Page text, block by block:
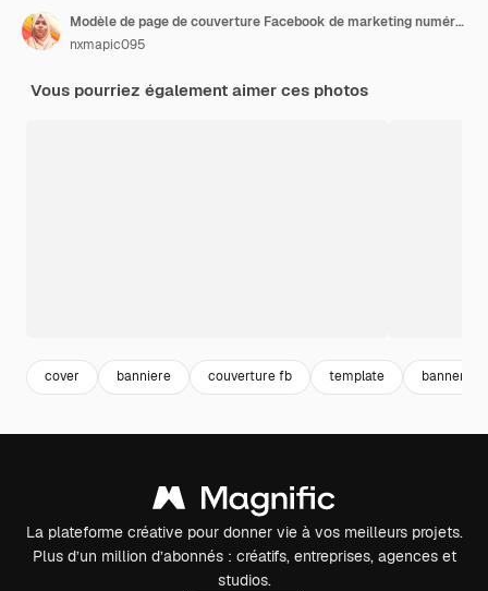
Modèle de page de couverture Facebook de marketing numérique créatif et moderne
nxmapic095
Vous pourriez également aimer ces photos
cover banniere couverture fb template banner
La plateforme créative pour donner vie à vos meilleurs projets.
Plus d’un million d’abonnés : créatifs, entreprises, agences et
studios.